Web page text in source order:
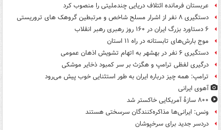
عربستان فرمانده ائتلاف دریایی چندملیتی را منصوب کرد
دستگیری ۸ نفر از اشرار مسلح شاخص و مرتبطین گروهک های تروریستی
۶ دستاورد بزرگ ایران در ۱۶۰ روز رهبری رهبر انقلاب
موج بارش‌های تابستانه در راه ۱۱ استان
دستگیری ۶ نفر در بهشهر به اتهام تشویش اذهان عمومی
درگیری لفظی ترامپ و هگزث بر سر کمبود ذخایر موشکی
ترامپ: همه چیز درباره ایران به طور استثنایی خوب پیش می‌رود
آهوی ایرانی
۸۰۰ سازۀ آمریکایی خاکستر شد
ونس: ایرانی‌ها مذاکره‌کنندگان سرسختی هستند
دردسر جدید برای سرخپوشان